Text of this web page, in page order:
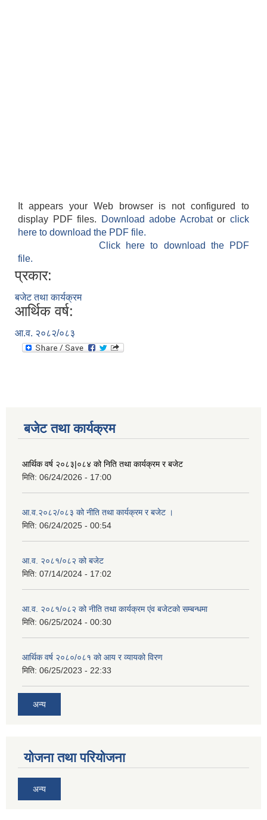
It appears your Web browser is not configured to
display PDF files.
Download adobe Acrobatorclick
here to download the PDF file.
Click here to download the PDF
file.
प्रकार:
बजेट तथा कार्यक्रम
आर्थिक वर्ष:
आ.व. २०८२/०८३
बजेट तथा कार्यक्रम
आर्थिक वर्ष २०८३|०८४ को निति तथा कार्यक्रम र बजेट
मिति: 06/24/2026 - 17:00
आ.व.२०८२/०८३ को नीति तथा कार्यक्रम र बजेट ।
मिति: 06/24/2025 - 00:54
आ.व. २०८१/०८२ को बजेट
मिति: 07/14/2024 - 17:02
आ.व. २०८१/०८२ को नीति तथा कार्यक्रम एंव बजेटको सम्बन्धमा
मिति: 06/25/2024 - 00:30
आर्थिक वर्ष २०८०/०८१ को आय र व्यायको विरण
मिति: 06/25/2023 - 22:33
अन्य
योजना तथा परियोजना
अन्य